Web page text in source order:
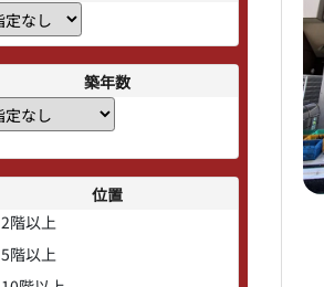
築年数
位置
2階以上
5階以上